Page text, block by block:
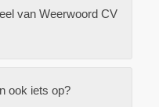
van Weerwoord CV
ook iets op?